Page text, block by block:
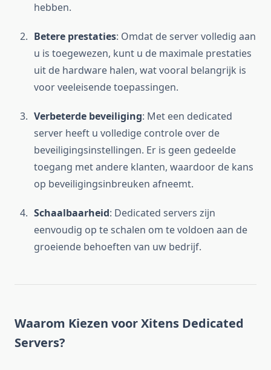
hebben.
Betere prestaties: Omdat de server volledig aan
u is toegewezen, kunt u de maximale prestaties
uit de hardware halen, wat vooral belangrijk is
voor veeleisende toepassingen.
Verbeterde beveiliging: Met een dedicated
server heeft u volledige controle over de
beveiligingsinstellingen. Er is geen gedeelde
toegang met andere klanten, waardoor de kans
op beveiligingsinbreuken afneemt.
Schaalbaarheid: Dedicated servers zijn
eenvoudig op te schalen om te voldoen aan de
groeiende behoeften van uw bedrijf.
Waarom Kiezen voor Xitens Dedicated
Servers?